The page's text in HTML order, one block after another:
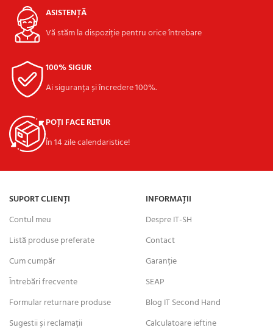
ASISTENȚĂ
Vă stăm la dispoziție pentru orice întrebare
100% SIGUR
Ai siguranța și încredere 100%.
POȚI FACE RETUR
În 14 zile calendaristice!
SUPORT CLIENȚI
Contul meu
Listă produse preferate
Cum cumpăr
Întrebări frecvente
Formular returnare produse
Sugestii și reclamații
INFORMAȚII
Despre IT-SH
Contact
Garanție
SEAP
Blog IT Second Hand
Calculatoare ieftine